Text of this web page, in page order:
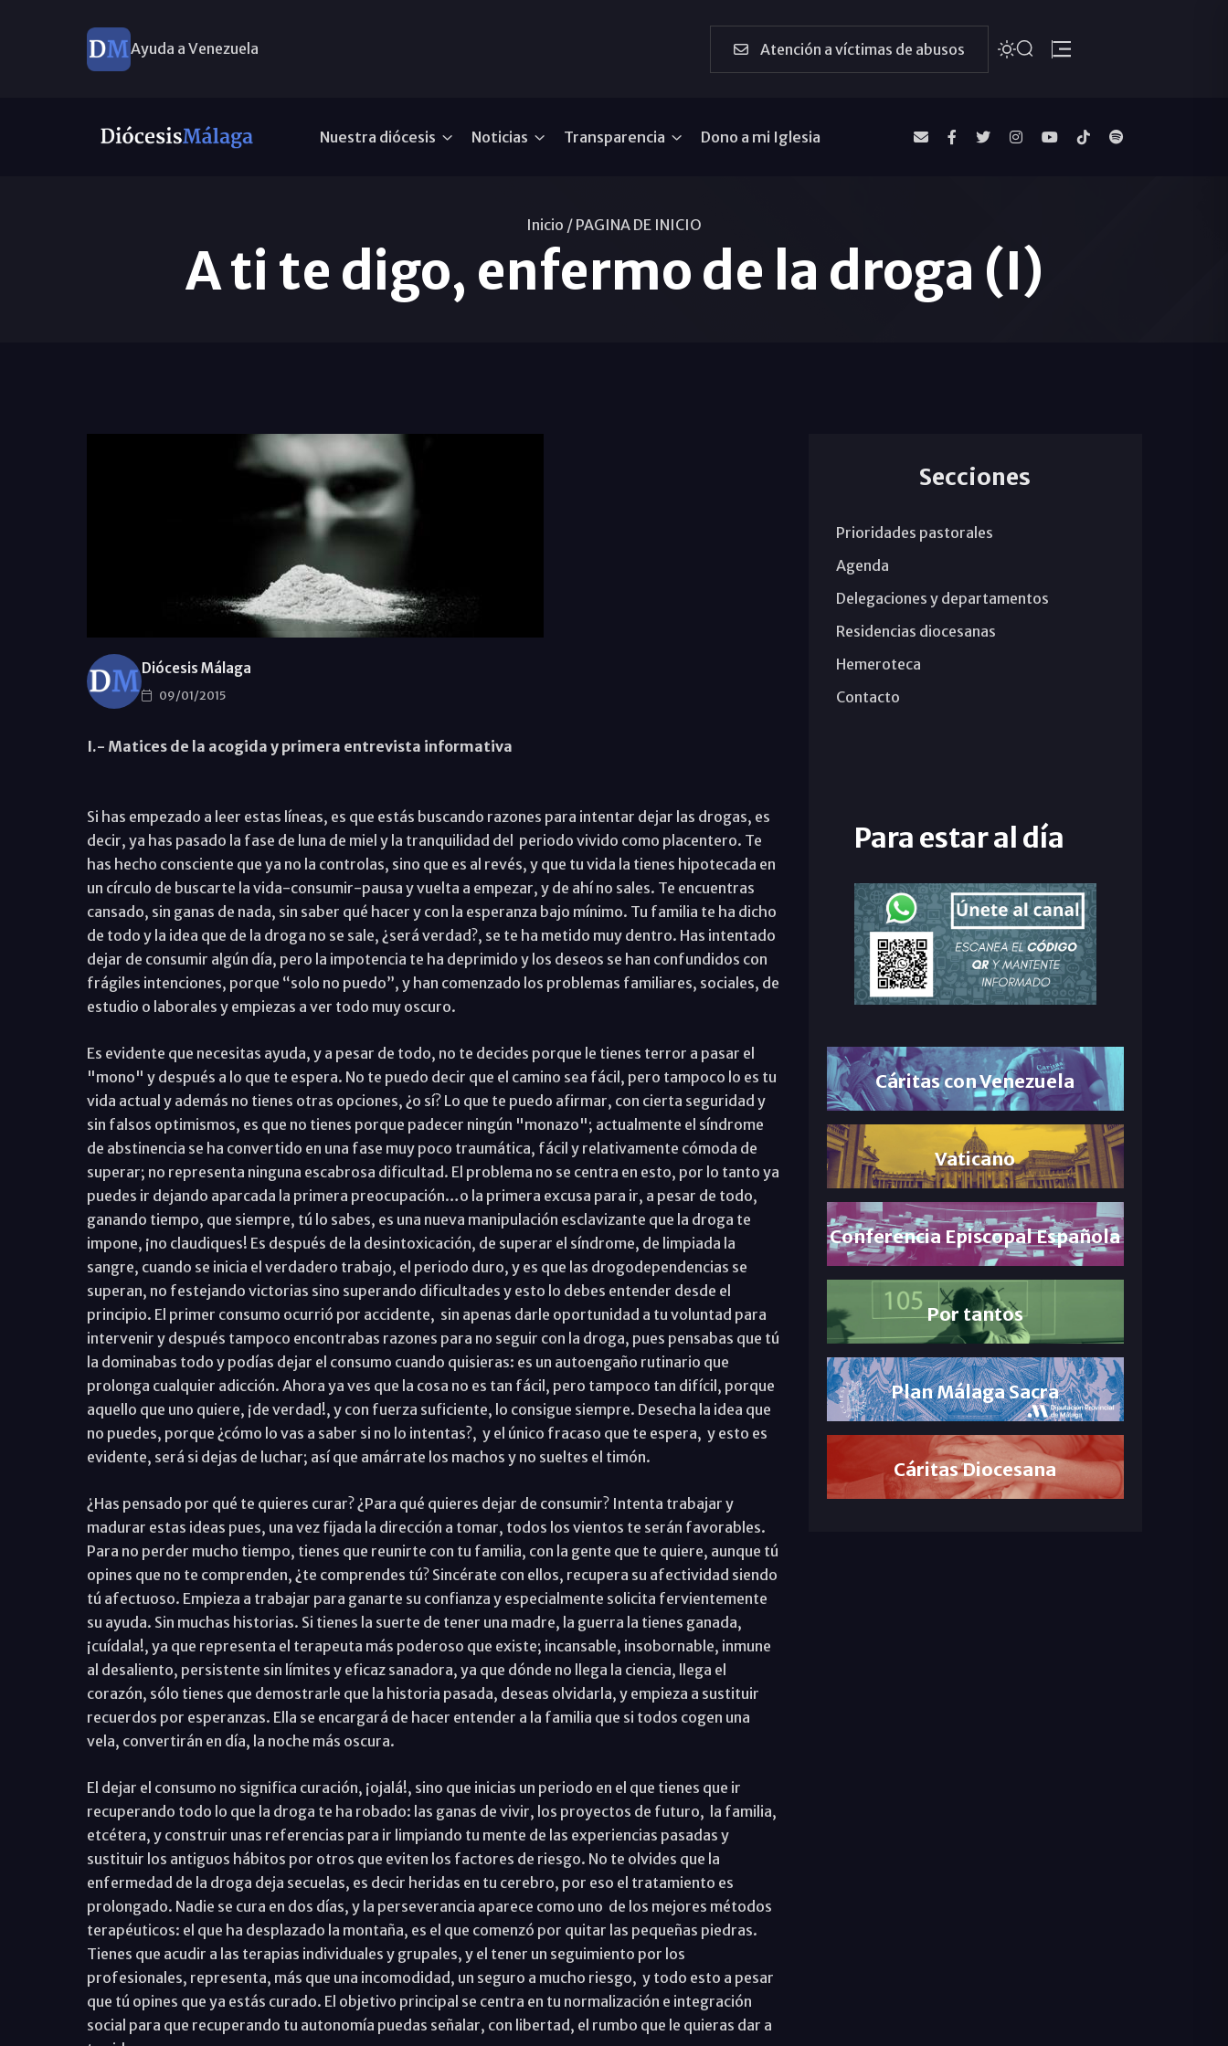
Ayuda a Venezuela Atención a víctimas de abusos
Nuestra diócesis Noticias Transparencia Dono a mi Iglesia
Inicio / PAGINA DE INICIO
A ti te digo, enfermo de la droga (I)
Diócesis Málaga
09/01/2015
I.- Matices de la acogida y primera entrevista informativa
Si has empezado a leer estas líneas, es que estás buscando razones para intentar dejar las drogas, es
decir, ya has pasado la fase de luna de miel y la tranquilidad del periodo vivido como placentero. Te
has hecho consciente que ya no la controlas, sino que es al revés, y que tu vida la tienes hipotecada en
un círculo de buscarte la vida-consumir-pausa y vuelta a empezar, y de ahí no sales. Te encuentras
cansado, sin ganas de nada, sin saber qué hacer y con la esperanza bajo mínimo. Tu familia te ha dicho
de todo y la idea que de la droga no se sale, ¿será verdad?, se te ha metido muy dentro. Has intentado
dejar de consumir algún día, pero la impotencia te ha deprimido y los deseos se han confundidos con
frágiles intenciones, porque “solo no puedo”, y han comenzado los problemas familiares, sociales, de
estudio o laborales y empiezas a ver todo muy oscuro.
Es evidente que necesitas ayuda, y a pesar de todo, no te decides porque le tienes terror a pasar el
"mono" y después a lo que te espera. No te puedo decir que el camino sea fácil, pero tampoco lo es tu
vida actual y además no tienes otras opciones, ¿o sí? Lo que te puedo afirmar, con cierta seguridad y
sin falsos optimismos, es que no tienes porque padecer ningún "monazo"; actualmente el síndrome
de abstinencia se ha convertido en una fase muy poco traumática, fácil y relativamente cómoda de
superar; no representa ninguna escabrosa dificultad. El problema no se centra en esto, por lo tanto ya
puedes ir dejando aparcada la primera preocupación…o la primera excusa para ir, a pesar de todo,
ganando tiempo, que siempre, tú lo sabes, es una nueva manipulación esclavizante que la droga te
impone, ¡no claudiques! Es después de la desintoxicación, de superar el síndrome, de limpiada la
sangre, cuando se inicia el verdadero trabajo, el periodo duro, y es que las drogodependencias se
superan, no festejando victorias sino superando dificultades y esto lo debes entender desde el
principio. El primer consumo ocurrió por accidente, sin apenas darle oportunidad a tu voluntad para
intervenir y después tampoco encontrabas razones para no seguir con la droga, pues pensabas que tú
la dominabas todo y podías dejar el consumo cuando quisieras: es un autoengaño rutinario que
prolonga cualquier adicción. Ahora ya ves que la cosa no es tan fácil, pero tampoco tan difícil, porque
aquello que uno quiere, ¡de verdad!, y con fuerza suficiente, lo consigue siempre. Desecha la idea que
no puedes, porque ¿cómo lo vas a saber si no lo intentas?, y el único fracaso que te espera, y esto es
evidente, será si dejas de luchar; así que amárrate los machos y no sueltes el timón.
¿Has pensado por qué te quieres curar? ¿Para qué quieres dejar de consumir? Intenta trabajar y
madurar estas ideas pues, una vez fijada la dirección a tomar, todos los vientos te serán favorables.
Para no perder mucho tiempo, tienes que reunirte con tu familia, con la gente que te quiere, aunque tú
opines que no te comprenden, ¿te comprendes tú? Sincérate con ellos, recupera su afectividad siendo
tú afectuoso. Empieza a trabajar para ganarte su confianza y especialmente solicita fervientemente
su ayuda. Sin muchas historias. Si tienes la suerte de tener una madre, la guerra la tienes ganada,
¡cuídala!, ya que representa el terapeuta más poderoso que existe; incansable, insobornable, inmune
al desaliento, persistente sin límites y eficaz sanadora, ya que dónde no llega la ciencia, llega el
corazón, sólo tienes que demostrarle que la historia pasada, deseas olvidarla, y empieza a sustituir
recuerdos por esperanzas. Ella se encargará de hacer entender a la familia que si todos cogen una
vela, convertirán en día, la noche más oscura.
El dejar el consumo no significa curación, ¡ojalá!, sino que inicias un periodo en el que tienes que ir
recuperando todo lo que la droga te ha robado: las ganas de vivir, los proyectos de futuro, la familia,
etcétera, y construir unas referencias para ir limpiando tu mente de las experiencias pasadas y
sustituir los antiguos hábitos por otros que eviten los factores de riesgo. No te olvides que la
enfermedad de la droga deja secuelas, es decir heridas en tu cerebro, por eso el tratamiento es
prolongado. Nadie se cura en dos días, y la perseverancia aparece como uno de los mejores métodos
terapéuticos: el que ha desplazado la montaña, es el que comenzó por quitar las pequeñas piedras.
Tienes que acudir a las terapias individuales y grupales, y el tener un seguimiento por los
profesionales, representa, más que una incomodidad, un seguro a mucho riesgo, y todo esto a pesar
que tú opines que ya estás curado. El objetivo principal se centra en tu normalización e integración
social para que recuperando tu autonomía puedas señalar, con libertad, el rumbo que le quieras dar a
Secciones
Prioridades pastorales
Agenda
Delegaciones y departamentos
Residencias diocesanas
Hemeroteca
Contacto
Para estar al día
Cáritas con Venezuela
Vaticano
Conferencia Episcopal Española
Por tantos
Plan Málaga Sacra
Cáritas Diocesana